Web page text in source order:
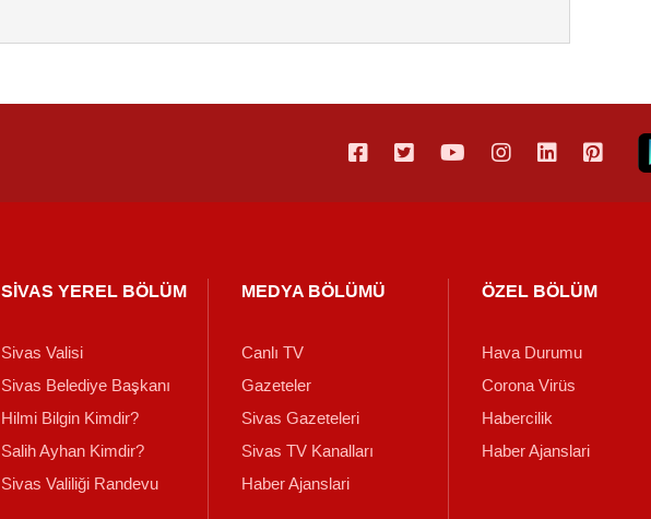
SİVAS YEREL BÖLÜM
Sivas Valisi
Sivas Belediye Başkanı
Hilmi Bilgin Kimdir?
Salih Ayhan Kimdir?
Sivas Valiliği Randevu
MEDYA BÖLÜMÜ
Canlı TV
Gazeteler
Sivas Gazeteleri
Sivas TV Kanalları
Haber Ajanslari
ÖZEL BÖLÜM
Hava Durumu
Corona Virüs
Habercilik
Haber Ajanslari